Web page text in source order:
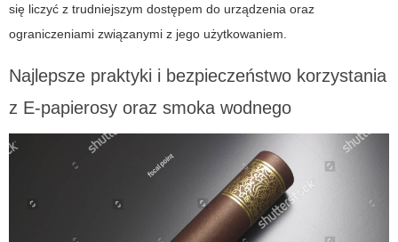
się liczyć z trudniejszym dostępem do urządzenia oraz
ograniczeniami związanymi z jego użytkowaniem.
Najlepsze praktyki i bezpieczeństwo korzystania
z E-papierosy oraz smoka wodnego